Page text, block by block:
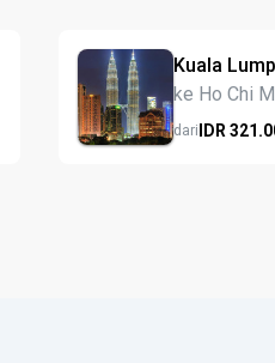
Kuala
ke Ho Chi
dariIDR 321.